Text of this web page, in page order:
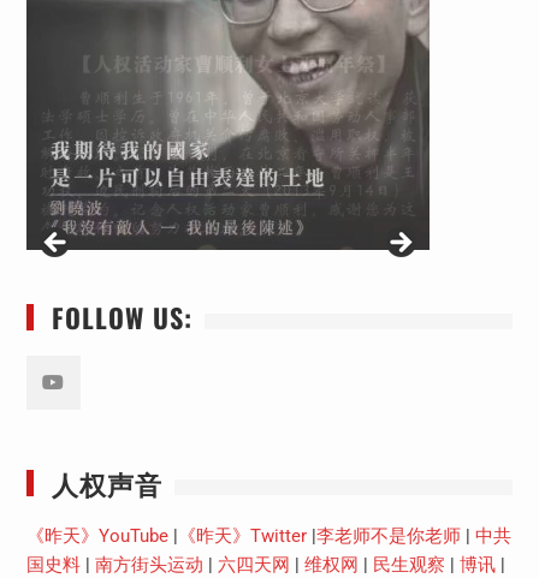
FOLLOW US:
人权声音
《昨天》YouTube| 《昨天》Twitter| 李老师不是你老师| 中共
国史料| 南方街头运动 六四天网 维权网 民生观察 博讯|